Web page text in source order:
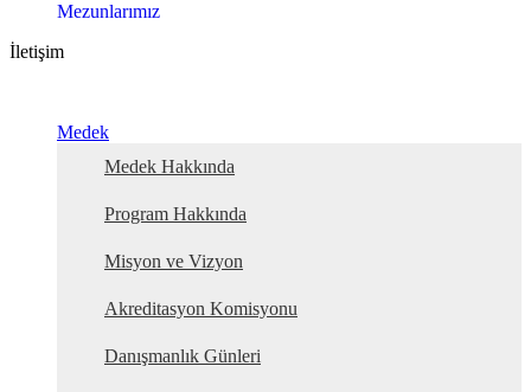
Mezunlarımız
İletişim
Medek
Medek Hakkında
Program Hakkında
Misyon ve Vizyon
Akreditasyon Komisyonu
Danışmanlık Günleri